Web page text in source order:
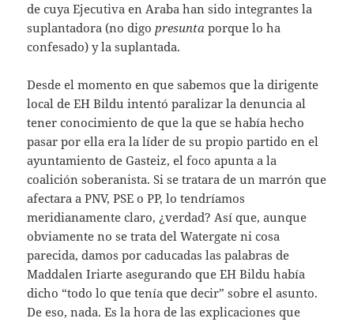
de cuya Ejecutiva en Araba han sido integrantes la
suplantadora (no digopresunta porque lo ha
confesado) y la suplantada.
Desde el momento en que sabemos que la dirigente
local de EH Bildu intentó paralizar la denuncia al
tener conocimiento de que la que se había hecho
pasar por ella era la líder de su propio partido en el
ayuntamiento de Gasteiz, el foco apunta a la
coalición soberanista. Si se tratara de un marrón que
afectara a PNV, PSE o PP, lo tendríamos
meridianamente claro, ¿verdad? Así que, aunque
obviamente no se trata del Watergate ni cosa
parecida, damos por caducadas las palabras de
Maddalen Iriarte asegurando que EH Bildu había
dicho “todo lo que tenía que decir” sobre el asunto.
De eso, nada. Es la hora de las explicaciones que